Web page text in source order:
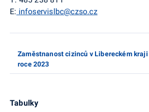
E: infoservislbc@czso.cz
Zaměstnanost cizinců v Libereckém kraji
roce 2023
Tabulky